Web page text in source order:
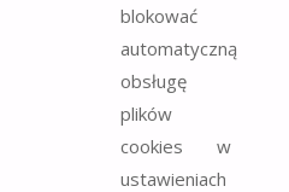
blokować
automatyczną
obsługę
plików
cookies w
ustawieniach